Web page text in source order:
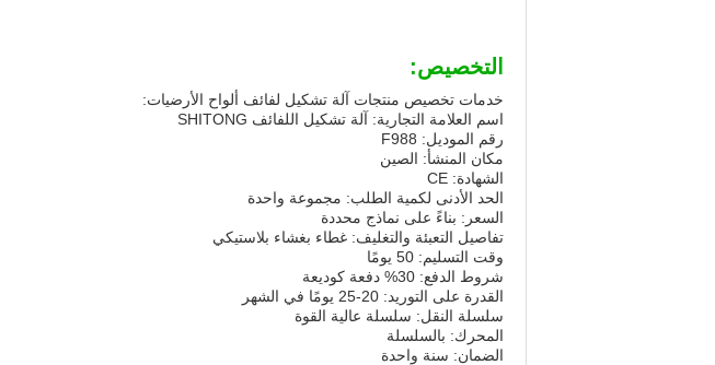
التخصيص:
خدمات تخصيص منتجات آلة تشكيل لفائف ألواح الأرضيات:
اسم العلامة التجارية: آلة تشكيل اللفائف SHITONG
رقم الموديل: F988
مكان المنشأ: الصين
الشهادة: CE
الحد الأدنى لكمية الطلب: مجموعة واحدة
السعر: بناءً على نماذج محددة
تفاصيل التعبئة والتغليف: غطاء بغشاء بلاستيكي
وقت التسليم: 50 يومًا
شروط الدفع: 30% دفعة كوديعة
القدرة على التوريد: 20-25 يومًا في الشهر
سلسلة النقل: سلسلة عالية القوة
المحرك: بالسلسلة
الضمان: سنة واحدة